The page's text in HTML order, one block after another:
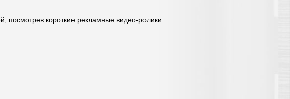
короткие рекламные видео-ролики.